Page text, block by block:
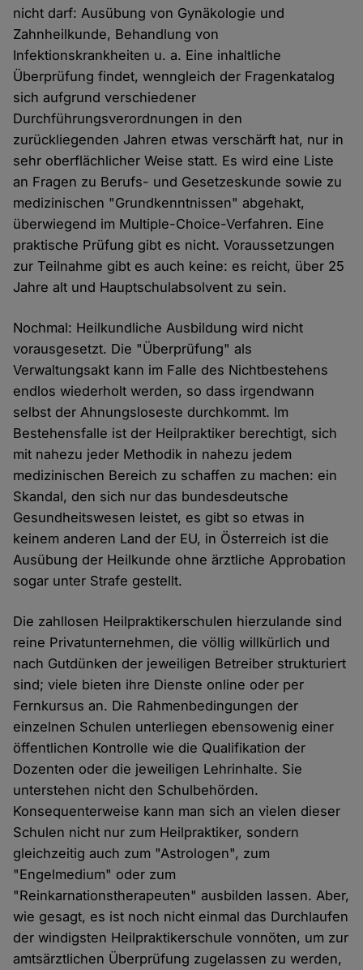
nicht darf: Ausübung von Gynäkologie und
Zahnheilkunde, Behandlung von
Infektionskrankheiten u. a. Eine inhaltliche
Überprüfung findet, wenngleich der Fragenkatalog
sich aufgrund verschiedener
Durchführungsverordnungen in den
zurückliegenden Jahren etwas verschärft hat, nur in
sehr oberflächlicher Weise statt. Es wird eine Liste
an Fragen zu Berufs- und Gesetzeskunde sowie zu
medizinischen "Grundkenntnissen" abgehakt,
überwiegend im Multiple-Choice-Verfahren. Eine
praktische Prüfung gibt es nicht. Voraussetzungen
zur Teilnahme gibt es auch keine: es reicht, über 25
Jahre alt und Hauptschulabsolvent zu sein.
Nochmal: Heilkundliche Ausbildung wird nicht
vorausgesetzt. Die "Überprüfung" als
Verwaltungsakt kann im Falle des Nichtbestehens
endlos wiederholt werden, so dass irgendwann
selbst der Ahnungsloseste durchkommt. Im
Bestehensfalle ist der Heilpraktiker berechtigt, sich
mit nahezu jeder Methodik in nahezu jedem
medizinischen Bereich zu schaffen zu machen: ein
Skandal, den sich nur das bundesdeutsche
Gesundheitswesen leistet, es gibt so etwas in
keinem anderen Land der EU, in Österreich ist die
Ausübung der Heilkunde ohne ärztliche Approbation
sogar unter Strafe gestellt.
Die zahllosen Heilpraktikerschulen hierzulande sind
reine Privatunternehmen, die völlig willkürlich und
nach Gutdünken der jeweiligen Betreiber strukturiert
sind; viele bieten ihre Dienste online oder per
Fernkursus an. Die Rahmenbedingungen der
einzelnen Schulen unterliegen ebensowenig einer
öffentlichen Kontrolle wie die Qualifikation der
Dozenten oder die jeweiligen Lehrinhalte. Sie
unterstehen nicht den Schulbehörden.
Konsequenterweise kann man sich an vielen dieser
Schulen nicht nur zum Heilpraktiker, sondern
gleichzeitig auch zum "Astrologen", zum
"Engelmedium" oder zum
"Reinkarnationstherapeuten" ausbilden lassen. Aber,
wie gesagt, es ist noch nicht einmal das Durchlaufen
der windigsten Heilpraktikerschule vonnöten, um zur
amtsärztlichen Überprüfung zugelassen zu werden,